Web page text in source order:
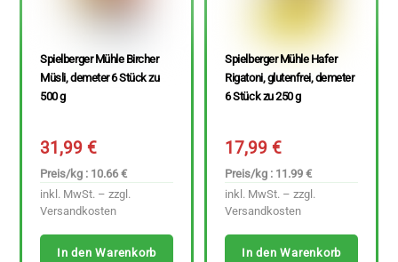
Spielberger Mühle Bircher
Müsli, demeter 6 Stück zu
500 g
31,99€
Preis/kg : 10.66 €
inkl. MwSt. – zzgl.
Versandkosten
In den Warenkorb
Spielberger Mühle Hafer
Rigatoni, glutenfrei, demeter
6 Stück zu 250 g
17,99€
Preis/kg : 11.99 €
inkl. MwSt. – zzgl.
Versandkosten
In den Warenkorb